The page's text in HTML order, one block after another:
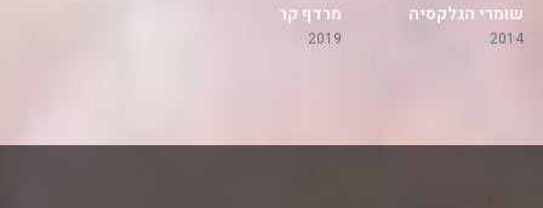
שומרי הגלקסיה
2014
מרדף קר
2019